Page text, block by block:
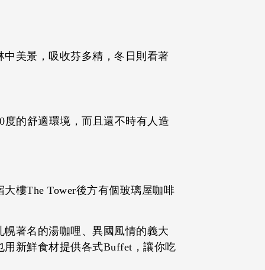
美景，吸收芬多精，冬日則看著
的舒適環境，而且還不時有人造
樓The Tower後方有個玻璃屋咖啡
著名的湯咖哩、異國風情的義大
新鮮食材提供各式Buffet，讓你吃